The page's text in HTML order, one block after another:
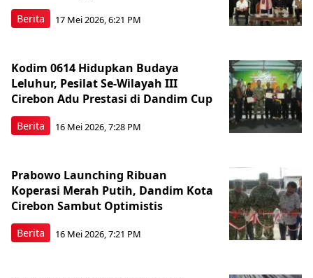
Berita 17 Mei 2026, 6:21 PM
Berita
Kodim 0614 Hidupkan Budaya
Leluhur, Pesilat Se-Wilayah III
Cirebon Adu Prestasi di Dandim Cup
16 Mei 2026, 7:28 PM
Berita
Prabowo Launching Ribuan
Koperasi Merah Putih, Dandim Kota
Cirebon Sambut Optimistis
16 Mei 2026, 7:21 PM